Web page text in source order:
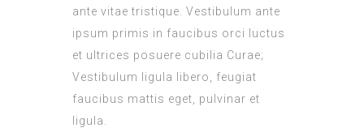
ante vitae tristique. Vestibulum ante
ipsum primis in faucibus orci luctus
et ultrices posuere cubilia Curae;
Vestibulum ligula libero, feugiat
faucibus mattis eget, pulvinar et
ligula.